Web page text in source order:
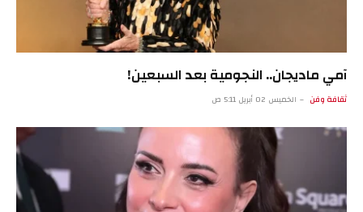
آمي ماديجان.. النجومية بعد السبعين!
ثقافة وفن الخميس 02 أبريل 5:11 ص